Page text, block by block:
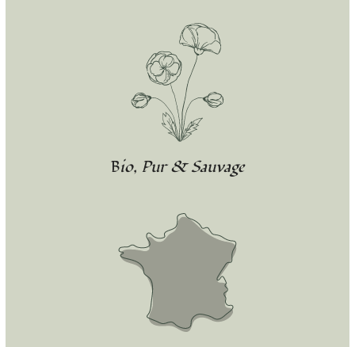
Bio, Pur & Sauvage